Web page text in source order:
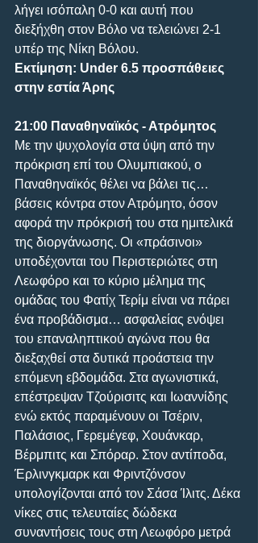
λήγει ισόπαλη 0-0 και αυτή που
διεξήχθη στον Βόλο να τελειώνει 2-1
υπέρ της Νίκη Βόλου.
Εκτίμηση: Under 6.5 προσπάθειες
στην εστία Άρης
21:00 Παναθηναϊκός - Ατρόμητος
Με την ψυχολογία στα ύψη από την
πρόκριση επί του Ολυμπιακού, ο
Παναθηναϊκός θέλει να βάλει τις…
βάσεις κόντρα στον Ατρόμητο, όσον
αφορά την πρόκρισή του στα ημιτελικά
της διοργάνωσης. Οι «πράσινοι»
υποδέχονται του Περιστεριώτες στη
Λεωφόρο και το κύριο μέλημα της
ομάδας του Φατίχ Τερίμ είναι να πάρει
ένα προβάδισμα… ασφαλείας ενόψει
του επαναληπτικού αγώνα που θα
διεξαχθεί στα δυτικά προάστεια την
επόμενη εβδομάδα. Στα αγωνιστικά,
επέστρεψαν Τζούρισιτς και Ιωαννίδης
ενώ εκτός παραμένουν οι Τσέριν,
Παλάσιος, Γερεμέγεφ, Χουάνκαρ,
Βέρμπιτς και Σπόραρ. Στον αντίποδα,
Έρλινγκμαρκ και Φριντζόνσον
υπολογίζονται από τον Σάσα Ίλιτς. Δέκα
νίκες στις τελευταίες δώδεκα
συναντήσεις τους στη Λεωφόρο μετρά